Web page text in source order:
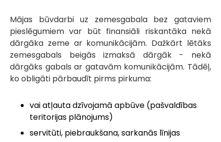
Mājas būvdarbi uz zemesgabala bez gataviem
pieslēgumiem var būt finansiāli riskantāka nekā
dārgāka zeme ar komunikācijām. Dažkārt lētāks
zemesgabals beigās izmaksā dārgāk - nekā
dārgāks gabals ar gatavām komunikācijām. Tādēļ,
ko obligāti pārbaudīt pirms pirkuma:
vai atļauta dzīvojamā apbūve (pašvaldības
teritorijas plānojums)
servitūti, piebraukšana, sarkanās līnijas